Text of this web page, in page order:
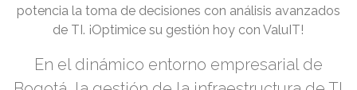
potencia la toma de decisiones con análisis avanzados
de TI. ¡Optimice su gestión hoy con ValuIT!
En el dinámico entorno empresarial de